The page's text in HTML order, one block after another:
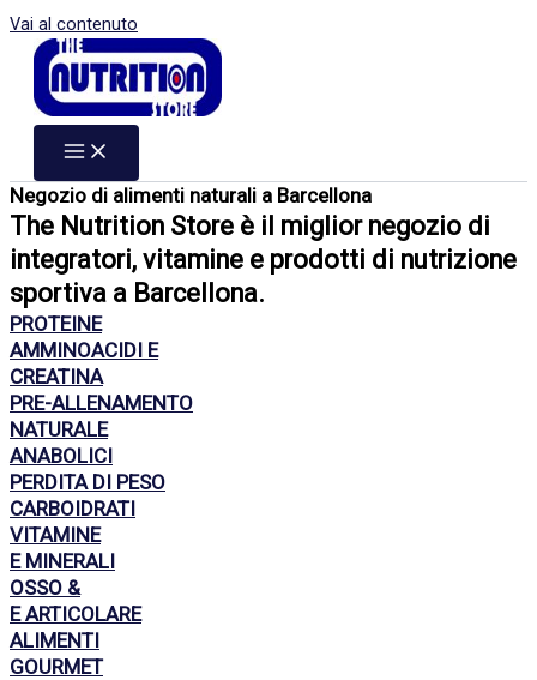
Vai al contenuto
Negozio di alimenti naturali a Barcellona
The Nutrition Store è il miglior negozio di
integratori, vitamine e prodotti di nutrizione
sportiva a Barcellona.
PROTEINE
AMMINOACIDI E
CREATINA
PRE-ALLENAMENTO
NATURALE
ANABOLICI
PERDITA DI PESO
CARBOIDRATI
VITAMINE
E MINERALI
OSSO &
E ARTICOLARE
ALIMENTI
GOURMET